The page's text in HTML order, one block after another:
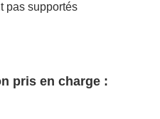
pas supportés
pris en charge :